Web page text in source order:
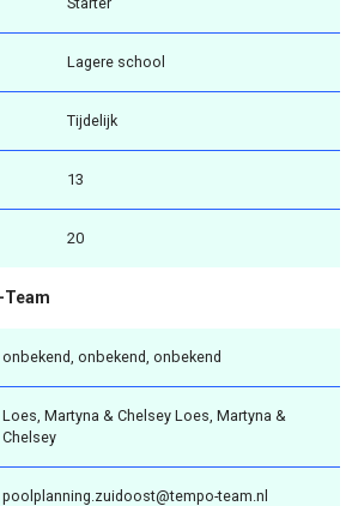
Lagere school
Tijdelijk
13
20
Team
onbekend, onbekend, onbekend
Loes, Martyna & Chelsey Loes, Martyna &
Chelsey
poolplanning.zuidoost@tempo-team.nl